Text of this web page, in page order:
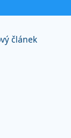
článek